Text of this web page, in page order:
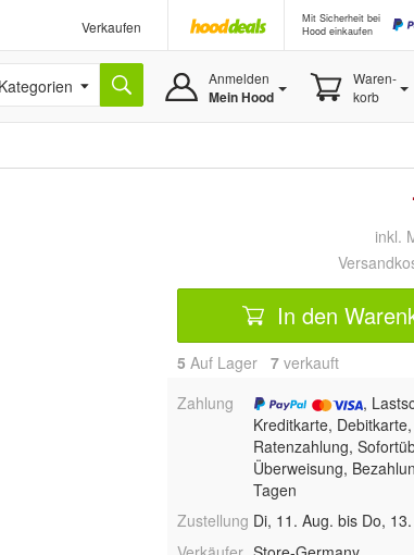
Verkaufen
Mit Sicherheit bei
Hood einkaufen
Anmelden
Mein Hood
Waren-
korb
inkl.
In den
5 Auf Lager 7 verkauft
Zahlung
,
Kreditkarte, Debitkarte,
Ratenzahlung,
Überweisung,
Tagen
Zustellung Di, 11. Aug. bis Do,